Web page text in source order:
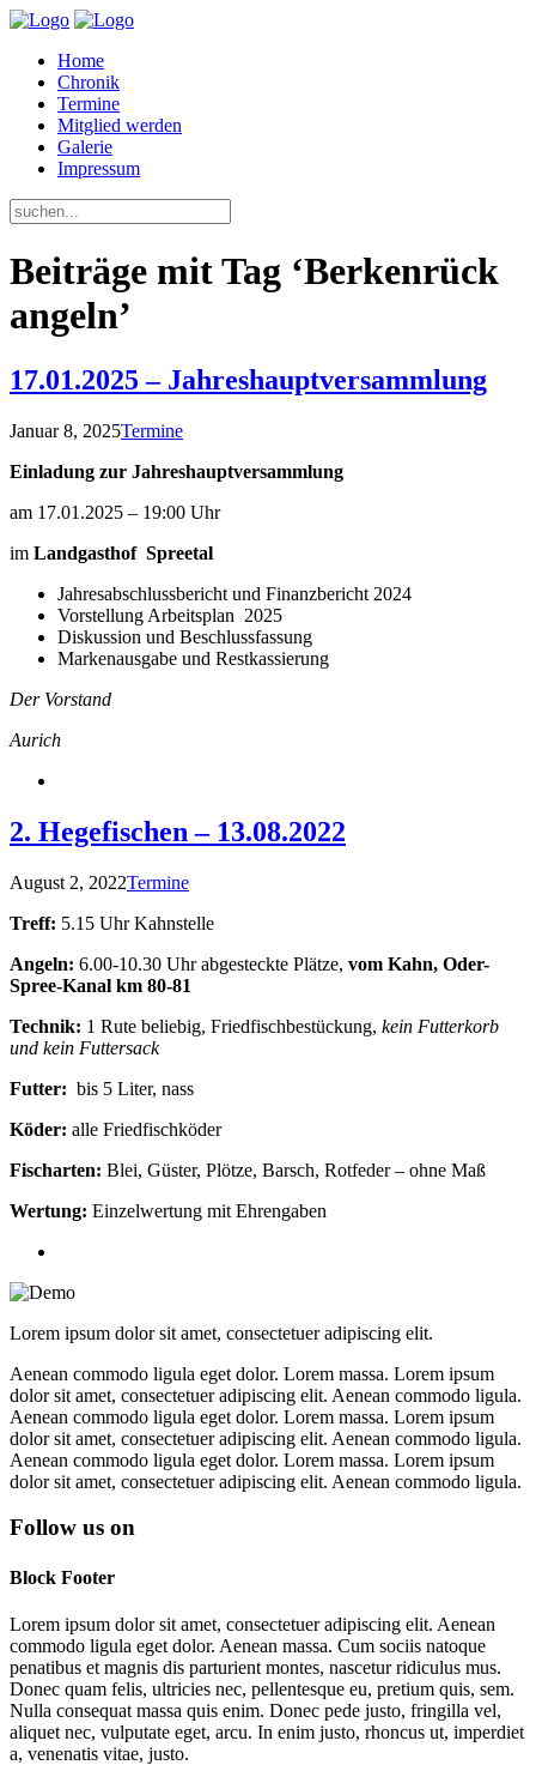
Home
Chronik
Termine
Mitglied werden
Galerie
Impressum
Beiträge mit Tag ‘Berkenrück
angeln’
17.01.2025 – Jahreshauptversammlung
Januar 8, 2025Termine
Einladung zur Jahreshauptversammlung
am 17.01.2025 – 19:00 Uhr
im LandgasthofSpreetal
Jahresabschlussbericht und Finanzbericht 2024
Vorstellung Arbeitsplan 2025
Diskussion und Beschlussfassung
Markenausgabe und Restkassierung
Der Vorstand
Aurich
2. Hegefischen – 13.08.2022
August 2, 2022Termine
Treff: 5.15 Uhr Kahnstelle
Angeln: 6.00-10.30 Uhr abgesteckte Plätze, vom Kahn, Oder-
Spree-Kanal km 80-81
Technik: 1 Rute beliebig, Friedfischbestückung, kein Futterkorb
und kein Futtersack
Futter: bis 5 Liter, nass
Köder: alle Friedfischköder
Fischarten: Blei, Güster, Plötze, Barsch, Rotfeder – ohne Maß
Wertung: Einzelwertung mit Ehrengaben
Lorem ipsum dolor sit amet, consectetuer adipiscing elit.
Aenean commodo ligula eget dolor. Lorem massa. Lorem ipsum
dolor sit amet, consectetuer adipiscing elit. Aenean commodo ligula.
Aenean commodo ligula eget dolor. Lorem massa. Lorem ipsum
dolor sit amet, consectetuer adipiscing elit. Aenean commodo ligula.
Aenean commodo ligula eget dolor. Lorem massa. Lorem ipsum
dolor sit amet, consectetuer adipiscing elit. Aenean commodo ligula.
Follow us on
Block Footer
Lorem ipsum dolor sit amet, consectetuer adipiscing elit. Aenean
commodo ligula eget dolor. Aenean massa. Cum sociis natoque
penatibus et magnis dis parturient montes, nascetur ridiculus mus.
Donec quam felis, ultricies nec, pellentesque eu, pretium quis, sem.
Nulla consequat massa quis enim. Donec pede justo, fringilla vel,
aliquet nec, vulputate eget, arcu. In enim justo, rhoncus ut, imperdiet
a, venenatis vitae, justo.